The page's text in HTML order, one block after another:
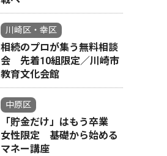
川崎区・幸区
相続のプロが集う無料相談
会 先着10組限定／川崎市
教育文化会館
中原区
「貯金だけ」はもう卒業
女性限定 基礎から始める
マネー講座